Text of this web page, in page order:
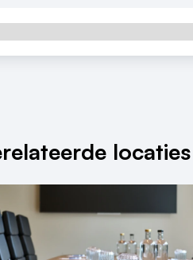
locaties